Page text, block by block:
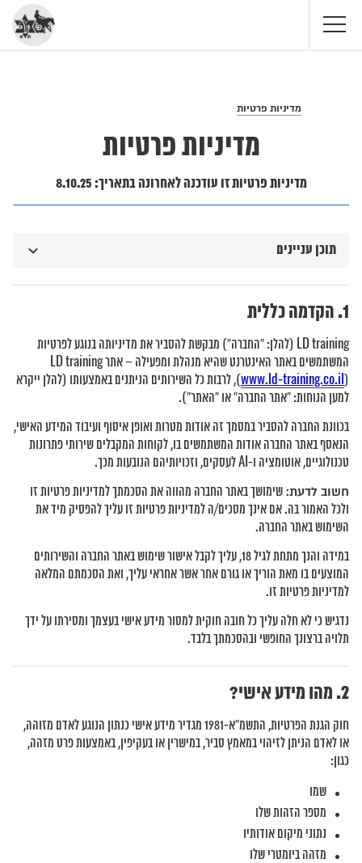
מדיניות פרטיות
מדיניות פרטיות
מדיניות פרטיות זו עודכנה לאחרונה בתאריך: 8.10.25
תוכן עניינים
הקדמה כללית
LD training (להלן: “החברה”) מבקשת להסביר את מדיניותה בנוגע לפרטיות
המשתמשים באתר האינטרנט שהיא מנהלת ומפעילה – אתר LD training
(www.ld-training.co.il ), לרבות כל השירותים הניתנים באמצעותו (להלן ייקרא
למען הנוחות: “אתר החברה” או “האתר”).
בכוונת החברה להסביר במסמך זה אודות מטרות ואופן איסוף ועיבוד המידע האישי,
הנאסף באתר החברה אודות המשתמשים בו, לקוחות המקבלים שירותי פתרונות
טכנולוגיים, אוטומציה ו-AI לעסקים, וזכויותיהם הנובעות מכך.
חשוב לדעת: שימושך באתר החברה מהווה את הסכמתך למדיניות פרטיות זו
ולכל האמור בה. אם אינך מסכים/ה למדיניות פרטיות זו עליך להפסיק מיד את
השימוש באתר החברה.
במידה והנך מתחת לגיל 18, עליך לקבל אישור שימוש באתר החברה והשירותים
המוצעים בו מאת הוריך או גורם אחר אשר אחראי עליך, ואת הסכמתם המלאה
למדיניות פרטיות זו.
נדגיש כי לא חלה עליך כל חובה חוקית למסור מידע אישי בעצמך ומסירתו על ידך
תלויה ברצונך החופשי ובהסכמתך בלבד.
מהו מידע אישי?
חוק הגנת הפרטיות, התשמ”א-1981 מגדיר מידע אישי כנתון הנוגע לאדם מזוהה,
או לאדם הניתן לזיהוי במאמץ סביר, במישרין או בעקיפין, באמצעות פרט מזהה,
כגון:
שמו
מספר הזהות שלו
נתוני מיקום אודותיו
מזהה ביומטרי שלו